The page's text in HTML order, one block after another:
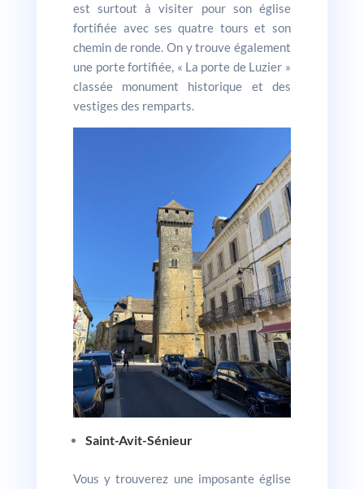
est surtout à visiter pour son église
fortifiée avec ses quatre tours et son
chemin de ronde. On y trouve également
une porte fortifiée, « La porte de Luzier »
classée monument historique et des
vestiges des remparts.
Saint-Avit-Sénieur
Vous y trouverez une imposante église